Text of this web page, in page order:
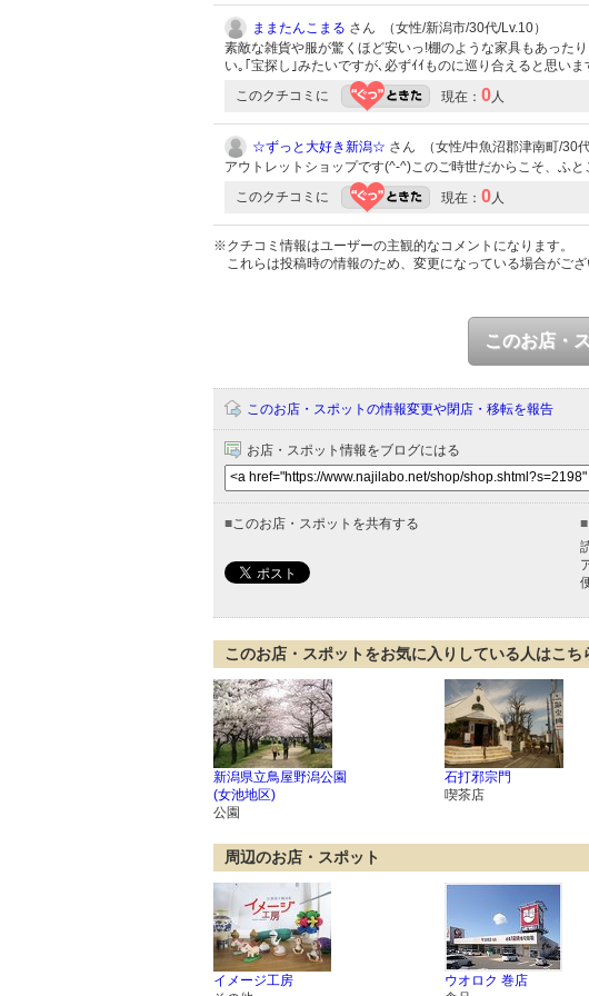
ままたんこまる さん （女性/新潟市/30代/Lv.10）
素敵な雑貨や服が驚くほど安いっ!棚のような家具もあった
い｡｢宝探し｣みたいですが､必ずｲｲものに巡り合えると思いま
このクチコミに 現在： 0 人
☆ずっと大好き新潟☆ さん （女性/中魚沼郡津南町/30代
アウトレットショップです(^-^)このご時世だからこそ、ふ
このクチコミに 現在： 0 人
※クチコミ情報はユーザーの主観的なコメントになります。
これらは投稿時の情報のため、変更になっている場合がござ
このお店・
このお店・スポットの情報変更や閉店・移転を報告
お店・スポット情報をブログにはる
■ このお店・スポットを共有する ■
このお店・スポットをお気に入りしている人はこち
新潟県立鳥屋野潟公園
(女池地区)
公園
石打邪宗門
喫茶店
周辺のお店・スポット
イメージ工房
ウオロク 巻店